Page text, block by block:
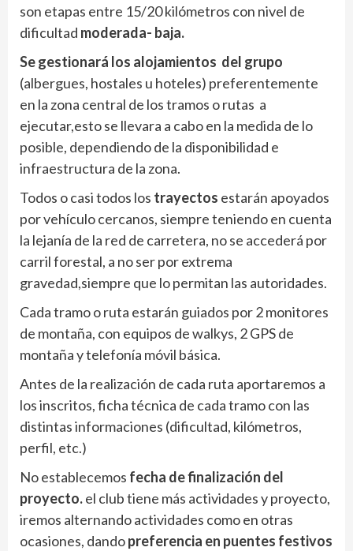
son etapas entre 15/20 kilómetros con nivel de
dificultad moderada- baja.
Se gestionará los alojamientos del grupo
(albergues, hostales u hoteles) preferentemente
en la zona central de los tramos o rutas a
ejecutar,esto se llevara a cabo en la medida de lo
posible, dependiendo de la disponibilidad e
infraestructura de la zona.
Todos o casi todos los trayectos estarán apoyados
por vehículo cercanos, siempre teniendo en cuenta
la lejanía de la red de carretera, no se accederá por
carril forestal, a no ser por extrema
gravedad,siempre que lo permitan las autoridades.
Cada tramo o ruta estarán guiados por 2 monitores
de montaña, con equipos de walkys, 2 GPS de
montaña y telefonía móvil básica.
Antes de la realización de cada ruta aportaremos a
los inscritos, ficha técnica de cada tramo con las
distintas informaciones (dificultad, kilómetros,
perfil, etc.)
No establecemos fecha de finalización del
proyecto.el club tiene más actividades y proyecto,
iremos alternando actividades como en otras
ocasiones, dandopreferencia en puentes festivos